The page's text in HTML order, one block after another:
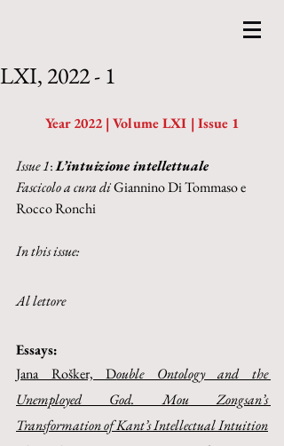
LXI, 2022 - 1
Year 2022 | Volume LXI | Issue 1
Issue 1: L’intuizione intellettuale
Fascicolo a cura di Giannino Di Tommaso e
Rocco Ronchi
In this issue:
Al lettore
Essays:
Jana Rošker, Double Ontology and the
Unemployed God. Mou Zongsan’s
Transformation of Kant’s Intellectual Intuition